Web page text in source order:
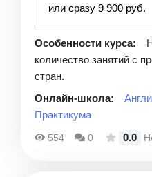
или сразу 9 900 руб.
Особенности курса:
количество занятий с
стран.
Онлайн-школа:
Практикума
554 0 0.0